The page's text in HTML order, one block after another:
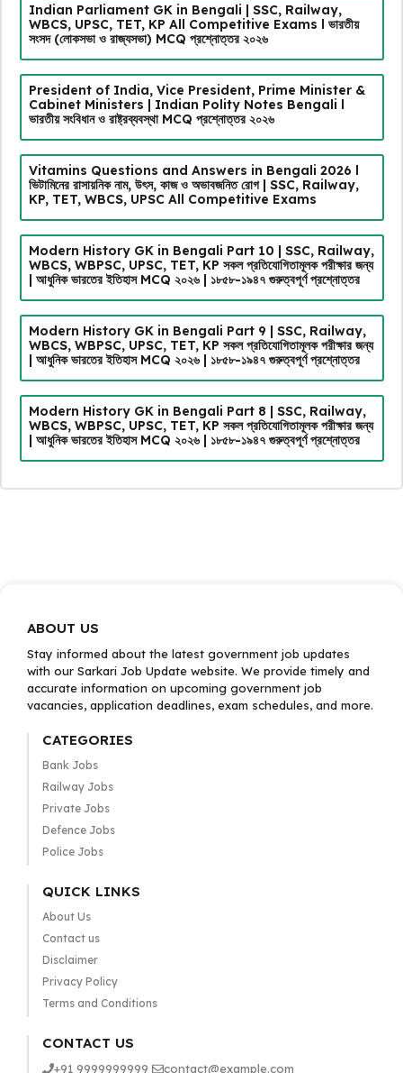
Indian Parliament GK in Bengali | SSC, Railway,
WBCS, UPSC, TET, KP All Competitive Exams l ভারতীয়
সংসদ (লোকসভা ও রাজ্যসভা) MCQ প্রশ্নোত্তর ২০২৬
President of India, Vice President, Prime Minister &
Cabinet Ministers | Indian Polity Notes Bengali l
ভারতীয় সংবিধান ও রাষ্ট্রব্যবস্থা MCQ প্রশ্নোত্তর ২০২৬
Vitamins Questions and Answers in Bengali 2026 l
ভিটামিনের রাসায়নিক নাম, উৎস, কাজ ও অভাবজনিত রোগ | SSC, Railway,
KP, TET, WBCS, UPSC All Competitive Exams
Modern History GK in Bengali Part 10 | SSC, Railway,
WBCS, WBPSC, UPSC, TET, KP সকল প্রতিযোগিতামূলক পরীক্ষার জন্য
| আধুনিক ভারতের ইতিহাস MCQ ২০২৬ | ১৮৫৮-১৯৪৭ গুরুত্বপূর্ণ প্রশ্নোত্তর
Modern History GK in Bengali Part 9 | SSC, Railway,
WBCS, WBPSC, UPSC, TET, KP সকল প্রতিযোগিতামূলক পরীক্ষার জন্য
| আধুনিক ভারতের ইতিহাস MCQ ২০২৬ | ১৮৫৮-১৯৪৭ গুরুত্বপূর্ণ প্রশ্নোত্তর
Modern History GK in Bengali Part 8 | SSC, Railway,
WBCS, WBPSC, UPSC, TET, KP সকল প্রতিযোগিতামূলক পরীক্ষার জন্য
| আধুনিক ভারতের ইতিহাস MCQ ২০২৬ | ১৮৫৮-১৯৪৭ গুরুত্বপূর্ণ প্রশ্নোত্তর
ABOUT US
Stay informed about the latest government job updates
with our Sarkari Job Update website. We provide timely and
accurate information on upcoming government job
vacancies, application deadlines, exam schedules, and more.
CATEGORIES
Bank Jobs
Railway Jobs
Private Jobs
Defence Jobs
Police Jobs
QUICK LINKS
About Us
Contact us
Disclaimer
Privacy Policy
Terms and Conditions
CONTACT US
+91 9999999999 contact@example.com